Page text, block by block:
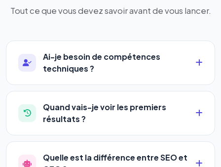
Tout ce que vous devez savoir avant de vous lancer.
Ai-je besoin de compétences
techniques ?
Absolument pas. Notre logiciel a été conçu pour
être accessible àtous les profils: artisans,
commerçants, auto-entrepreneurs, PME ou
complexe — vous renseignez l'adresse de votre
site, décrivez votre activité, et le logiciel gère tout
Quand vais-je voir les premiers
résultats ?
La plupart de nos utilisateurs observent une
amélioration de leur positionnement en4 à 6
Quelle est la différence entre SEO et